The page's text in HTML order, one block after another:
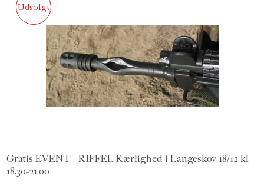
Udsolgt
Gratis EVENT - RIFFEL Kærlighed i Langeskov 18/12 kl
18.30-21.00